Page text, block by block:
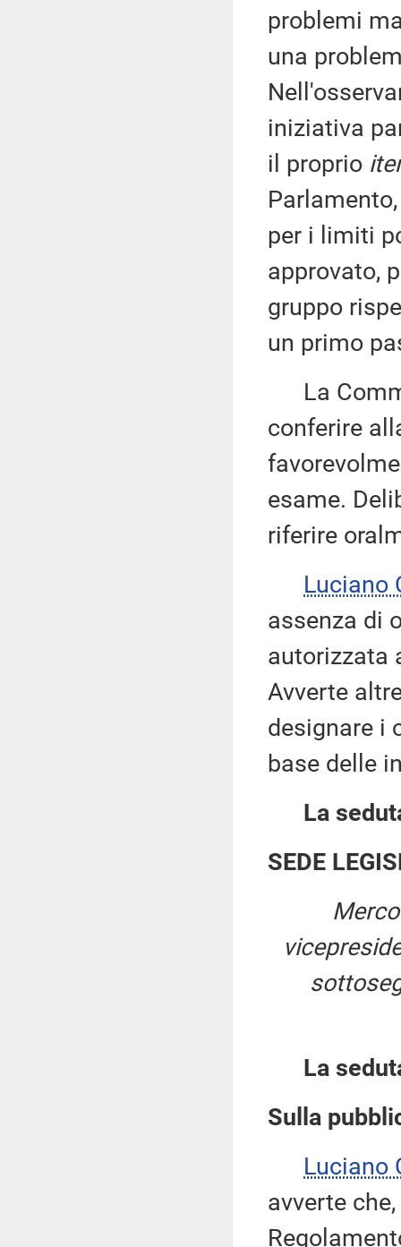
problemi
una
iniziativa
il proprio
per i limiti
approvato,
gruppo
un primo
La
conferire
esame.
riferire
Luciano
assenza di
autorizzata
Avverte
designare i
base delle
La
SEDE
La
Sulla
Luciano
avverte